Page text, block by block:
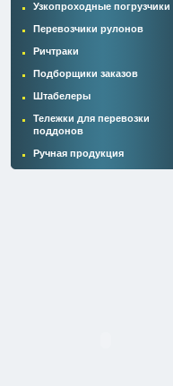
Узкопроходные погрузчики
Перевозчики рулонов
Ричтраки
Подборщики заказов
Штабелеры
Тележки для перевозки
поддонов
Ручная продукция